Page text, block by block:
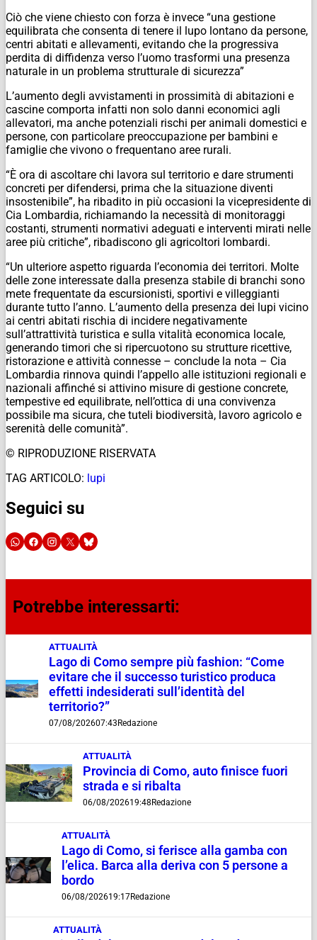
Ciò che viene chiesto con forza è invece “una gestione
equilibrata che consenta di tenere il lupo lontano da persone,
centri abitati e allevamenti, evitando che la progressiva
perdita di diffidenza verso l’uomo trasformi una presenza
naturale in un problema strutturale di sicurezza”
L’aumento degli avvistamenti in prossimità di abitazioni e
cascine comporta infatti non solo danni economici agli
allevatori, ma anche potenziali rischi per animali domestici e
persone, con particolare preoccupazione per bambini e
famiglie che vivono o frequentano aree rurali.
“È ora di ascoltare chi lavora sul territorio e dare strumenti
concreti per difendersi, prima che la situazione diventi
insostenibile”, ha ribadito in più occasioni la vicepresidente di
Cia Lombardia, richiamando la necessità di monitoraggi
costanti, strumenti normativi adeguati e interventi mirati nelle
aree più critiche”, ribadiscono gli agricoltori lombardi.
“Un ulteriore aspetto riguarda l’economia dei territori. Molte
delle zone interessate dalla presenza stabile di branchi sono
mete frequentate da escursionisti, sportivi e villeggianti
durante tutto l’anno. L’aumento della presenza dei lupi vicino
ai centri abitati rischia di incidere negativamente
sull’attrattività turistica e sulla vitalità economica locale,
generando timori che si ripercuotono su strutture ricettive,
ristorazione e attività connesse – conclude la nota – Cia
Lombardia rinnova quindi l’appello alle istituzioni regionali e
nazionali affinché si attivino misure di gestione concrete,
tempestive ed equilibrate, nell’ottica di una convivenza
possibile ma sicura, che tuteli biodiversità, lavoro agricolo e
serenità delle comunità”.
© RIPRODUZIONE RISERVATA
TAG ARTICOLO: lupi
Seguici su
Potrebbe interessarti:
ATTUALITÀ
Lago di Como sempre più fashion: “Come
evitare che il successo turistico produca
effetti indesiderati sull’identità del
territorio?”
07/08/202607:43 Redazione
ATTUALITÀ
Provincia di Como, auto finisce fuori
strada e si ribalta
06/08/202619:48 Redazione
ATTUALITÀ
Lago di Como, si ferisce alla gamba con
l’elica. Barca alla deriva con 5 persone a
bordo
06/08/202619:17Redazione
ATTUALITÀ